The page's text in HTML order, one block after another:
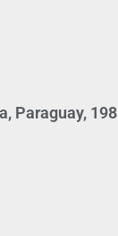
Paraguay,